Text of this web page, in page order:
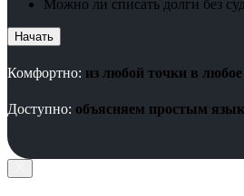
Можно ли списать долги без
Начать
Комфортно: из любой точки в
Доступно: объясняем простым